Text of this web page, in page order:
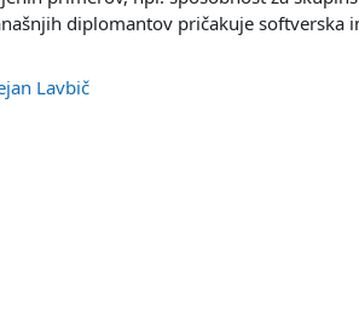
diplomantov pričakuje softverska
Lavbič